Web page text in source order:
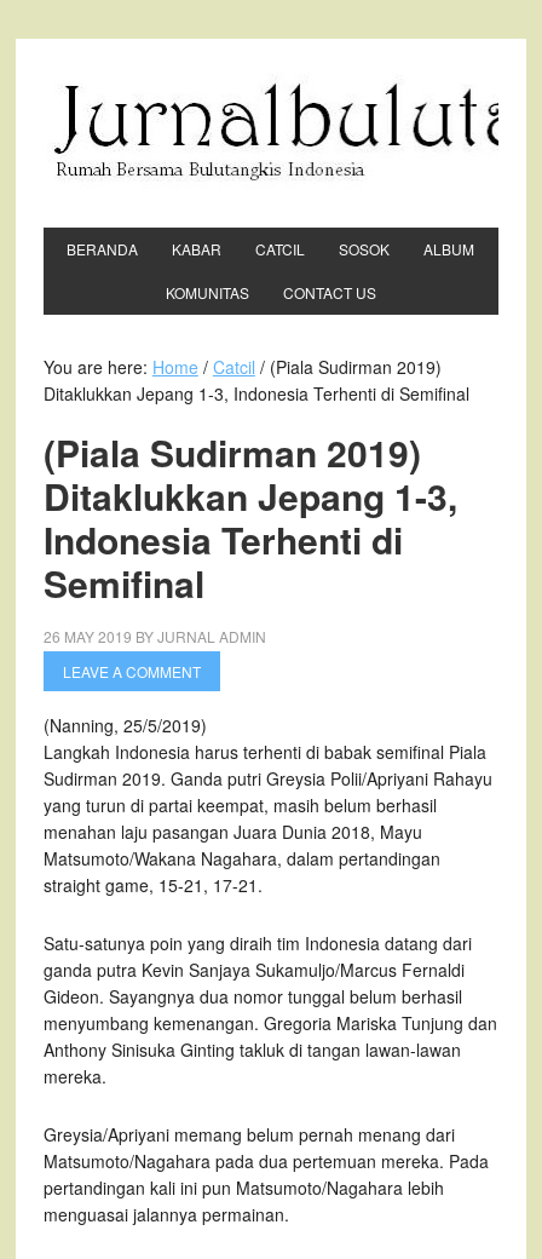
BERANDA KABAR CATCIL SOSOK ALBUM
KOMUNITAS CONTACT US
You are here: Home / Catcil / (Piala Sudirman 2019)
Ditaklukkan Jepang 1-3, Indonesia Terhenti di Semifinal
(Piala Sudirman 2019)
Ditaklukkan Jepang 1-3,
Indonesia Terhenti di
Semifinal
26 MAY 2019 BYJURNAL ADMIN
LEAVE A COMMENT
(Nanning, 25/5/2019)
Langkah Indonesia harus terhenti di babak semifinal Piala
Sudirman 2019. Ganda putri Greysia Polii/Apriyani Rahayu
yang turun di partai keempat, masih belum berhasil
menahan laju pasangan Juara Dunia 2018, Mayu
Matsumoto/Wakana Nagahara, dalam pertandingan
straight game, 15-21, 17-21.
Satu-satunya poin yang diraih tim Indonesia datang dari
ganda putra Kevin Sanjaya Sukamuljo/Marcus Fernaldi
Gideon. Sayangnya dua nomor tunggal belum berhasil
menyumbang kemenangan. Gregoria Mariska Tunjung dan
Anthony Sinisuka Ginting takluk di tangan lawan-lawan
mereka.
Greysia/Apriyani memang belum pernah menang dari
Matsumoto/Nagahara pada dua pertemuan mereka. Pada
pertandingan kali ini pun Matsumoto/Nagahara lebih
menguasai jalannya permainan.